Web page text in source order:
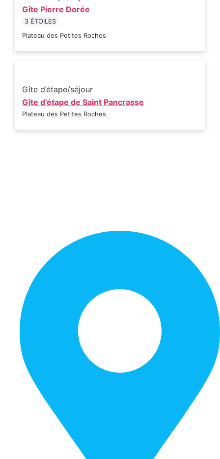
Gîte Pierre Dorée
3 ÉTOILES
Plateau des Petites Roches
Gîte d’étape/séjour
Gîte d’étape de Saint Pancrasse
Plateau des Petites Roches